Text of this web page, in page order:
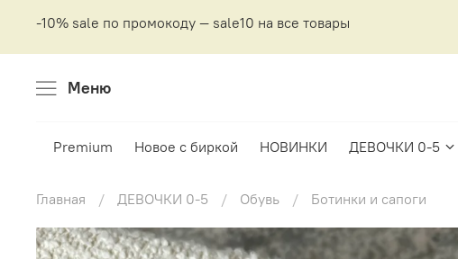
-10% sale по промокоду — sale10 на все товары
Меню
Premium Новое с биркой НОВИНКИ ДЕВОЧКИ 0-5
Главная ДЕВОЧКИ 0-5 Обувь Ботинки и сапоги